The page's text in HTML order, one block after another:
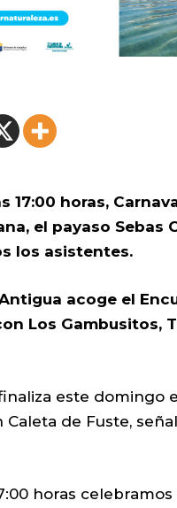
17:00 horas,
el payaso Sebas
los asistentes.
acoge el
Los Gambusitos,
este domingo
de Fuste,
horas